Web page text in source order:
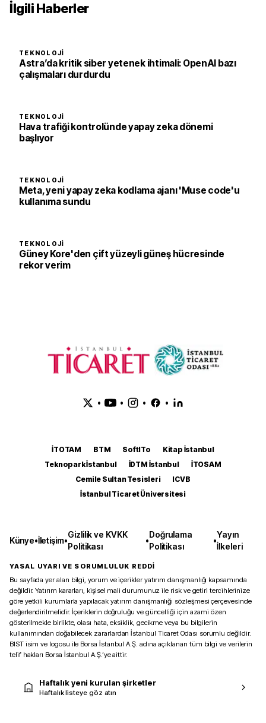
İlgili Haberler
TEKNOLOJI
Astra’da kritik siber yetenek ihtimali: OpenAI bazı
çalışmaları durdurdu
TEKNOLOJI
Hava trafiği kontrolünde yapay zeka dönemi
başlıyor
TEKNOLOJI
Meta, yeni yapay zeka kodlama ajanı 'Muse code'u
kullanıma sundu
TEKNOLOJI
Güney Kore'den çift yüzeyli güneş hücresinde
rekor verim
• • • •
İTOTAM BTM SoftITo
Kitap İstanbul
Teknopark İstanbul
İDTM İstanbul
İTOSAM
Cemile Sultan Tesisleri
ICVB
İstanbul Ticaret Üniversitesi
Künye•İletişim•
Gizlilik ve KVKK
Politikası
•
Doğrulama
Politikası
•
Yayın
İlkeleri
YASAL UYARI VE SORUMLULUK REDDİ
Bu sayfada yer alan bilgi, yorum ve içerikler yatırım danışmanlığı kapsamında
değildir. Yatırım kararları, kişisel mali durumunuz ile risk ve getiri tercihlerinize
göre yetkili kurumlarla yapılacak yatırım danışmanlığı sözleşmesi çerçevesinde
değerlendirilmelidir. İçeriklerin doğruluğu ve güncelliği için azami özen
gösterilmekle birlikte, olası hata, eksiklik, gecikme veya bu bilgilerin
kullanımından doğabilecek zararlardan İstanbul Ticaret Odası sorumlu değildir.
BIST isim ve logosu ile Borsa İstanbul A.Ş. adına açıklanan tüm bilgi ve verilerin
telif hakları Borsa İstanbul A.Ş.’ye aittir.
Haftalık yeni kurulan şirketler
Haftalık listeye göz atın